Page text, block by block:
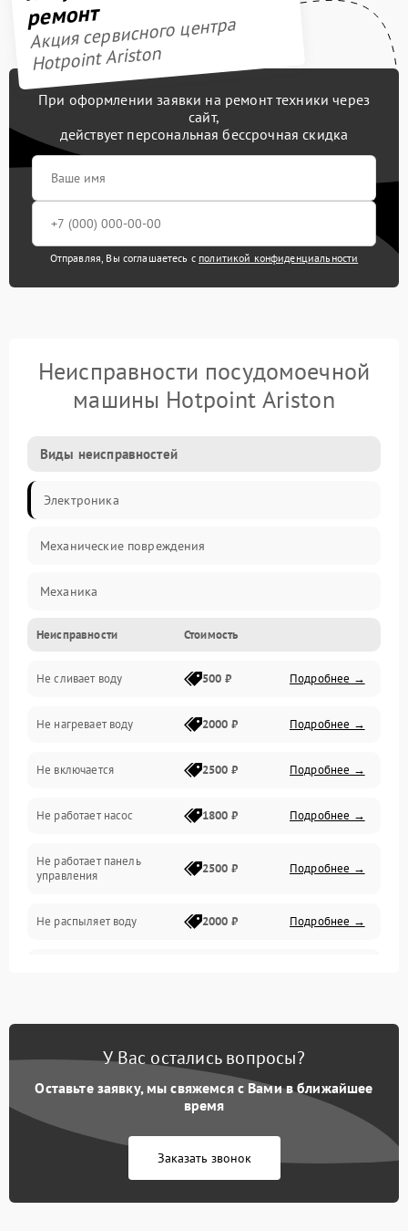
ремонт
Акция сервисного центра
Hotpoint Ariston
При оформлении заявки на ремонт техники через
сайт,
действует персональная бессрочная скидка
Отправляя, Вы соглашаетесь с политикой конфиденциальности
Неисправности посудомоечной
машины Hotpoint Ariston
Виды неисправностей
Электроника
Механические повреждения
Механика
Управление
Электропитание
Датчики
Нагрев
Вода
Гигиена
Программное обеспечение
Неисправности Стоимость
Не сливает воду 500 ₽ Подробнее →
Не нагревает воду 2000 ₽ Подробнее →
Не включается 2500 ₽ Подробнее →
Не работает насос 1800 ₽ Подробнее →
Не работает панель
управления
2500 ₽ Подробнее →
Не распыляет воду 2000 ₽ Подробнее →
Проблемы с набором
Не работает сушилка 2100 ₽ Подробнее →
Сбои в работе таймера 1700 ₽
У Вас остались вопросы?
Оставьте заявку, мы свяжемся с Вами в ближайшее
время
Заказать звонок